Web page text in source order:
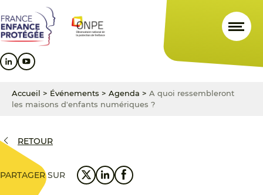
au
contenu
principal
au
menu
principal
au
pied
de
Accueil > Événements > Agenda > A quoi ressembleront
les maisons d'enfants numériques ?
RETOUR
PARTAGER SUR